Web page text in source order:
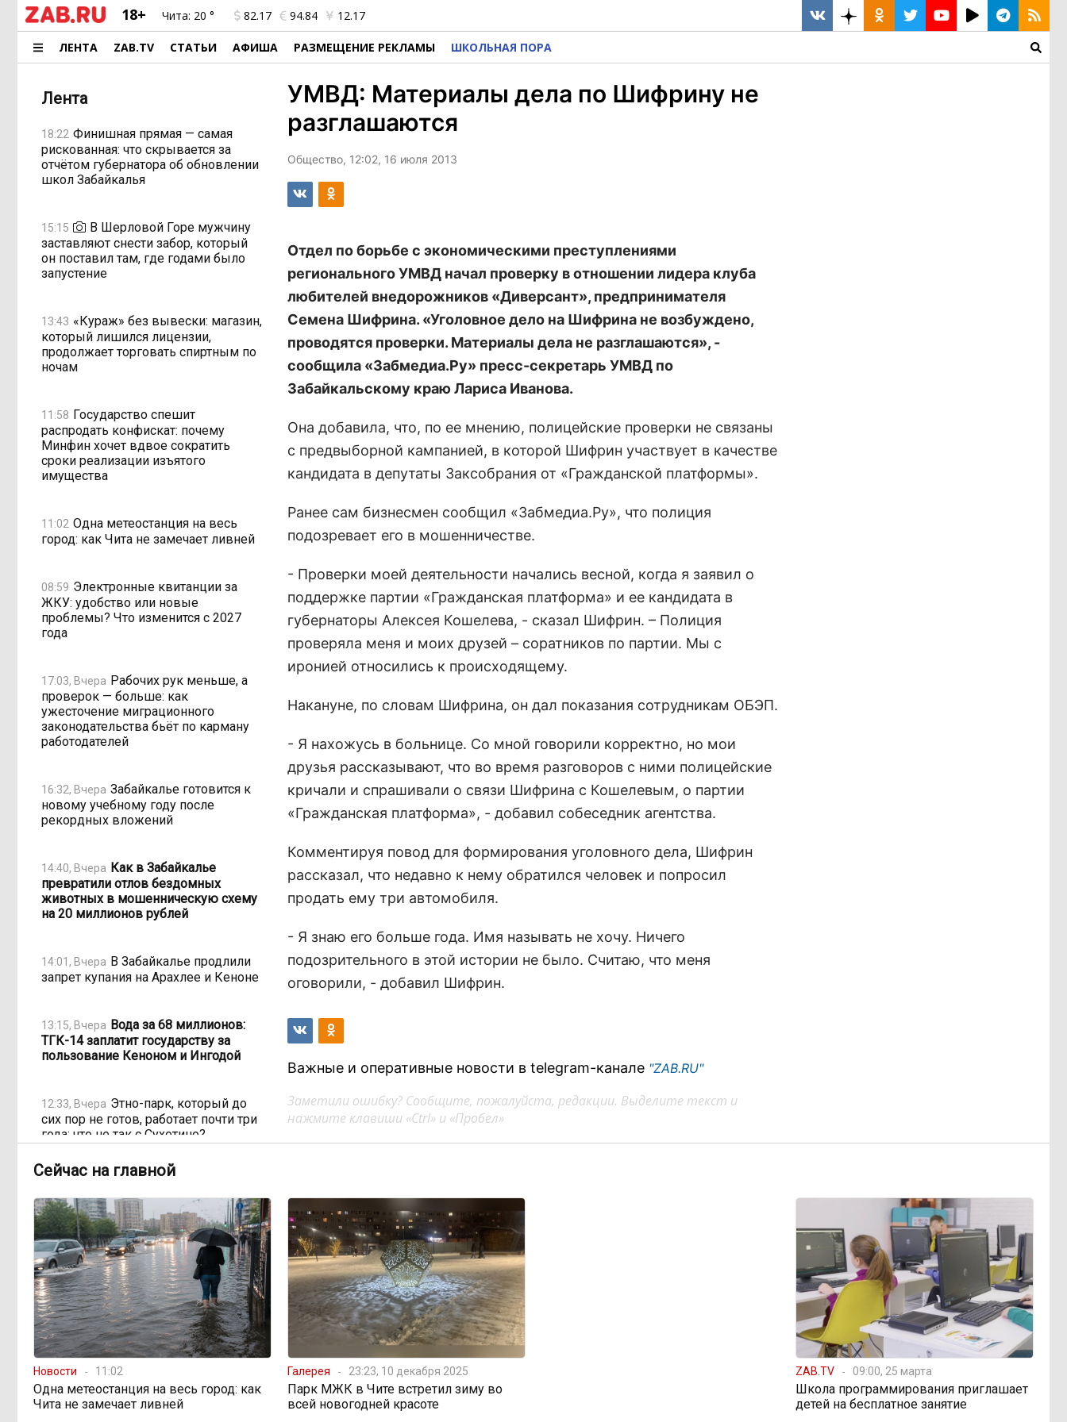
18+ Чита: 20 ° 82.17 94.84 12.17
ЛЕНТА ZAB.TV СТАТЬИ АФИША РАЗМЕЩЕНИЕ РЕКЛАМЫ ШКОЛЬНАЯ ПОРА
Лента
18:22 Финишная прямая — самая
рискованная: что скрывается за
отчётом губернатора об обновлении
школ Забайкалья
15:15
В Шерловой Горе мужчину
заставляют снести забор, который
он поставил там, где годами было
запустение
13:43 «Кураж» без вывески: магазин,
который лишился лицензии,
продолжает торговать спиртным по
ночам
11:58 Государство спешит
распродать конфискат: почему
Минфин хочет вдвое сократить
сроки реализации изъятого
имущества
11:02 Одна метеостанция на весь
город: как Чита не замечает ливней
08:59 Электронные квитанции за
ЖКУ: удобство или новые
проблемы? Что изменится с 2027
года
17:03, Вчера Рабочих рук меньше, а
проверок — больше: как
ужесточение миграционного
законодательства бьёт по карману
работодателей
16:32, Вчера Забайкалье готовится к
новому учебному году после
рекордных вложений
14:40, Вчера Как в Забайкалье
превратили отлов бездомных
животных в мошенническую схему
на 20 миллионов рублей
14:01, Вчера В Забайкалье продлили
запрет купания на Арахлее и Кеноне
13:15, Вчера Вода за 68 миллионов:
ТГК-14 заплатит государству за
пользование Кеноном и Ингодой
12:33, Вчера Этно-парк, который до
сих пор не готов, работает почти три
года: что не так с Сухотино?
две недели: как Забайкалье
готовится к зиме
09:31, Вчера Сахар, курица и хлеб
продолжают дорожать, а статистика
рисует обратное
08:01, Вчера Забайкалье строит
дамбы раньше сроков, чтобы
паводки не застали врасплох
УМВД: Материалы дела по Шифрину не
разглашаются
Общество, 12:02, 16 июля 2013
Отдел по борьбе с экономическими преступлениями
регионального УМВД начал проверку в отношении лидера клуба
любителей внедорожников «Диверсант», предпринимателя
Семена Шифрина. «Уголовное дело на Шифрина не возбуждено,
проводятся проверки. Материалы дела не разглашаются», -
сообщила «Забмедиа.Ру» пресс-секретарь УМВД по
Забайкальскому краю Лариса Иванова.
Она добавила, что, по ее мнению, полицейские проверки не связаны
с предвыборной кампанией, в которой Шифрин участвует в качестве
кандидата в депутаты Заксобрания от «Гражданской платформы».
Ранее сам бизнесмен сообщил «Забмедиа.Ру», что полиция
подозревает его в мошенничестве.
- Проверки моей деятельности начались весной, когда я заявил о
поддержке партии «Гражданская платформа» и ее кандидата в
губернаторы Алексея Кошелева, - сказал Шифрин. – Полиция
проверяла меня и моих друзей – соратников по партии. Мы с
иронией относились к происходящему.
Накануне, по словам Шифрина, он дал показания сотрудникам ОБЭП.
- Я нахожусь в больнице. Со мной говорили корректно, но мои
друзья рассказывают, что во время разговоров с ними полицейские
кричали и спрашивали о связи Шифрина с Кошелевым, о партии
«Гражданская платформа», - добавил собеседник агентства.
Комментируя повод для формирования уголовного дела, Шифрин
рассказал, что недавно к нему обратился человек и попросил
продать ему три автомобиля.
- Я знаю его больше года. Имя называть не хочу. Ничего
подозрительного в этой истории не было. Считаю, что меня
оговорили, - добавил Шифрин.
Важные и оперативные новости в telegram-канале "ZAB.RU"
Заметили ошибку? Сообщите, пожалуйста, редакции. Выделите текст и
нажмите клавиши «Ctrl» и «Пробел»
Сейчас на главной
Новости 11:02
Одна метеостанция на весь город: как
Чита не замечает ливней
Галерея 23:23, 10 декабря 2025
Парк МЖК в Чите встретил зиму во
всей новогодней красоте
ZAB.TV 09:00, 25 марта
Школа программирования приглашает
детей на бесплатное занятие